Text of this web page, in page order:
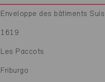
Enveloppe des bâtiments
1619
Les Paccots
Friburgo